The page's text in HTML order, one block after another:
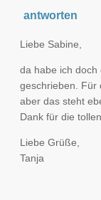
antworten
Liebe Sabine,
da habe ich doch
geschrieben. Für
aber das steht
Dank für die
Liebe Grüße,
Tanja